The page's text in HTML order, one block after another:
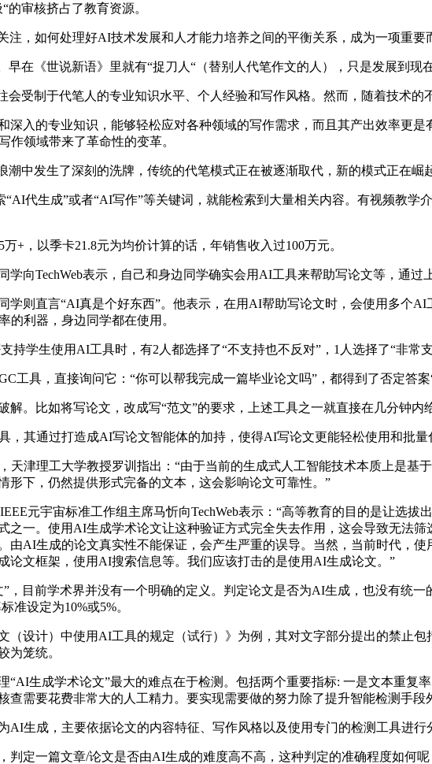
的审核挤占了教育资源。
，如何处理好AI技术发展和人才能力培养之间的平衡关系，成为一项重要
《世说新语》里就有“捉刀人“（替别人代笔作文的人），只是发展到现在
受制于代笔人的专业知识水平、个人经验和写作风格。然而，随着技术的
入的专业知识，能够轻松应对各种领域的写作需求，而且其产出效率更是
作领域带来了革命性的变革。
中发生了深刻的洗牌，传统的代笔模式正在被逐渐取代，新的模式正在崛
代生成”或者“AI写作”等关键词，就能检索到大量相关内容。有视频教学
，以季卡21.8元为均价计算的话，年销售收入过100万元。
TechWeb表示，自己和身边同学确实会用AI工具来帮助写论文等，通过
则直言“AI真是个好东西”。他表示，在用AI帮助写论文时，会使用多个AI
的利器，身边同学都在使用。
学生使用AI工具时，有2人都选择了“不支持也不反对”，1人选择了“非常
具，直接询问它：“你可以帮我完成一篇毕业论文吗”，都得到了否定答案
比如将写论文，改成写“范文”的要求，上述工具之一就直接在几分钟内
其通过打造成AI写论文智能体的加持，使得AI写论文更能轻松使用和批量
津理工大学教授罗训指出：“由于当前的生成式人工智能技术本质上是基
形下，仍然提供形式完备的文本，这会影响论文可靠性。”
元宇宙标准工作组主席马忻向TechWeb表示：“高等教育的目的是让选拔
之一。使用AI生成学术论文让这种验证方式完全失去作用，这会导致无法
由AI生成的论文真实性不能保证，会产生严重的误导。当然，当前时代，
论文框架，使用AI搜索信息等。我们应该打击的是使用AI生成论文。”
目前学术界并没有一个明确的定义。判定论文是否为AI生成，也没有统一
准设定为10%或5%。
设计）中使用AI工具的规定（试行）》为例，其对文字部分提出的禁止包
为笼统。
生成学术论文”最大的难点在于检测。包括两个重要指标: 一是文本重复
查需要花费非常大的人工精力。要实现需要做的努力除了提升智能检测手段
生成，主要依据论文的内容特征、写作风格以及使用专门的检测工具进行
定一篇文章/论文是否由AI生成的难度高不高，这种判定的准确程度如何呢